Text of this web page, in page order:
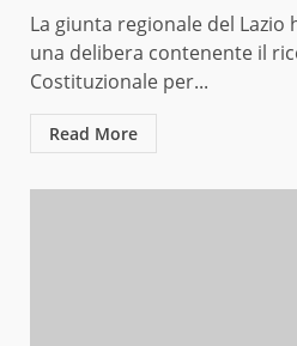
La giunta regionale del Lazio
una delibera contenente il
Costituzionale per...
Read More